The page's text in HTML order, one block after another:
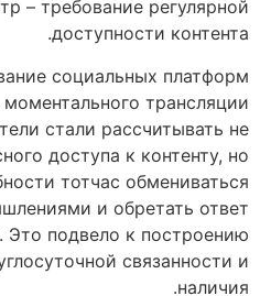
– требование регулярной
доступности контента.
социальных платформ
трансляции
стали рассчитывать не
доступа к контенту, но
тотчас обмениваться
и обретать ответ
Это подвело к построению
связанности и
наличия.